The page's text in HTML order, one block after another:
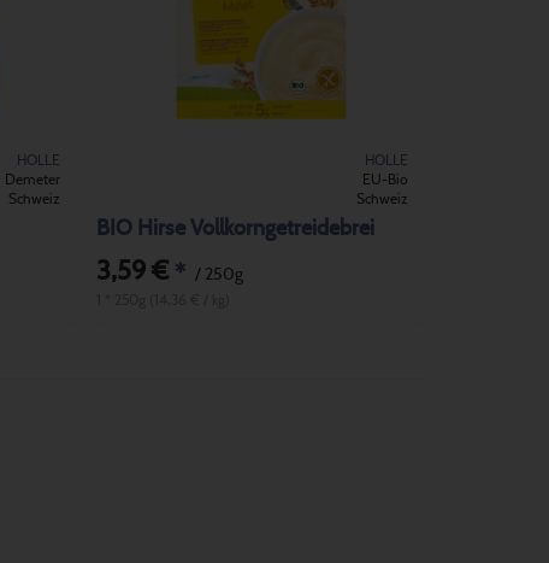
HOLLE
Demeter
Schweiz
HOLLE
EU-Bio
Schweiz
BIO Hirse Vollkorngetreidebrei
3,59 € * / 250g